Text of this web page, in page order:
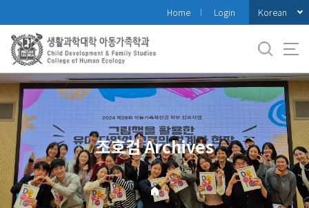
로
메
뉴
Home Login Korean
조호검 Archives